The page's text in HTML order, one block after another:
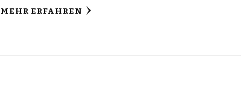
MEHR ERFAHREN